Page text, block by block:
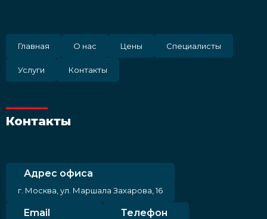
Главная О нас Цены Специалисты
Услуги Контакты
Контакты
Адрес офиса
г. Москва, ул. Маршала Захарова, 16
Email Телефон